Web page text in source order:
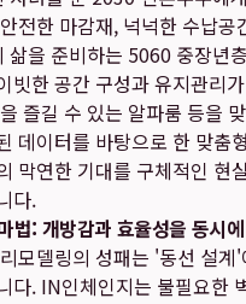
전한 마감재, 넉넉한 수납공
삶을 준비하는 5060 중장년
빗한 공간 구성과 유지관리
즐길 수 있는 알파룸 등을
데이터를 바탕으로 한 맞춤형
막연한 기대를 구체적인 현
다.
법: 개방감과 효율성을 동시에
모델링의 성패는 '동선 설계
다. IN인체인지는 불필요한